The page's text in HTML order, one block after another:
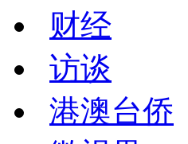
财经
访谈
港澳台侨